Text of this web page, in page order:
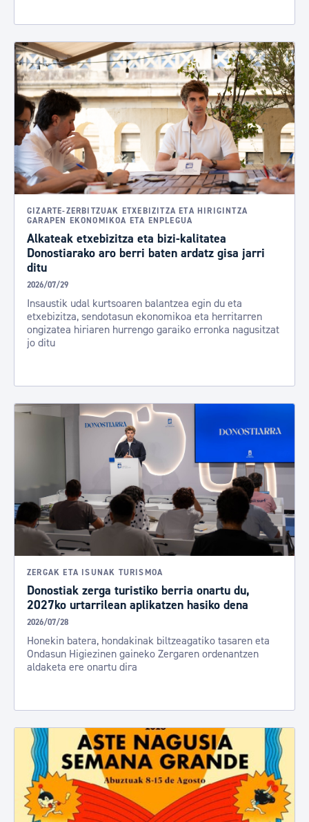
GIZARTE-ZERBITZUAK ETXEBIZITZA ETA HIRIGINTZA
GARAPEN EKONOMIKOA ETA ENPLEGUA
Alkateak etxebizitza eta bizi-kalitatea
Donostiarako aro berri baten ardatz gisa jarri
ditu
2026/07/29
Insaustik udal kurtsoaren balantzea egin du eta
etxebizitza, sendotasun ekonomikoa eta herritarren
ongizatea hiriaren hurrengo garaiko erronka nagusitzat
jo ditu
ZERGAK ETA ISUNAK TURISMOA
Donostiak zerga turistiko berria onartu du,
2027ko urtarrilean aplikatzen hasiko dena
2026/07/28
Honekin batera, hondakinak biltzeagatiko tasaren eta
Ondasun Higiezinen gaineko Zergaren ordenantzen
aldaketa ere onartu dira